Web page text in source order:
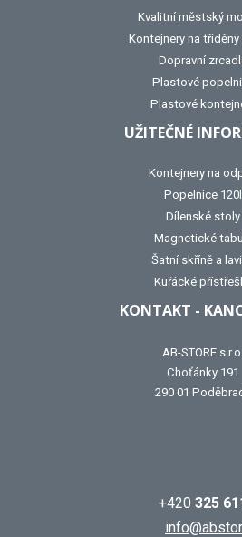
Kvalitní městský
Kontejnery na
Dopravní
Plastové
Plastové
UŽITEČNÉ
Kontejnery na
Popelnice 120l
Dílenské stoly
Magnetické
Šatní skříně a
Kuřácké
KONTAKT -
AB-STORE s.r.o.
Choťánky 191
290 01
+420 325